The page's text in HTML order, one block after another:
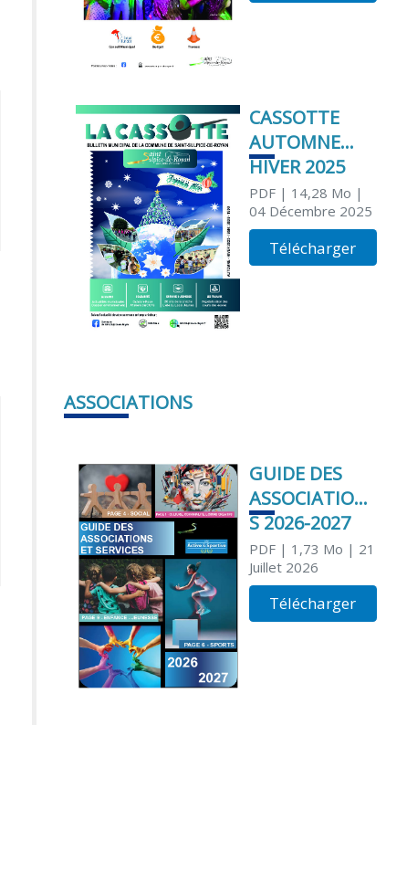
CASSOTTE
AUTOMNE
HIVER 2025
PDF| 14,28 Mo |
04 Décembre 2025
Télécharger
ASSOCIATIONS
GUIDE DES
ASSOCIATION
S 2026-2027
PDF| 1,73 Mo | 21
Juillet 2026
Télécharger